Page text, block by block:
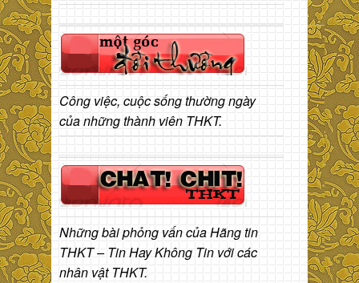
Công việc, cuộc sống thường ngày
của những thành viên THKT.
Những bài phỏng vấn của Hãng tin
THKT – Tin Hay Không Tin với các
nhân vật THKT.